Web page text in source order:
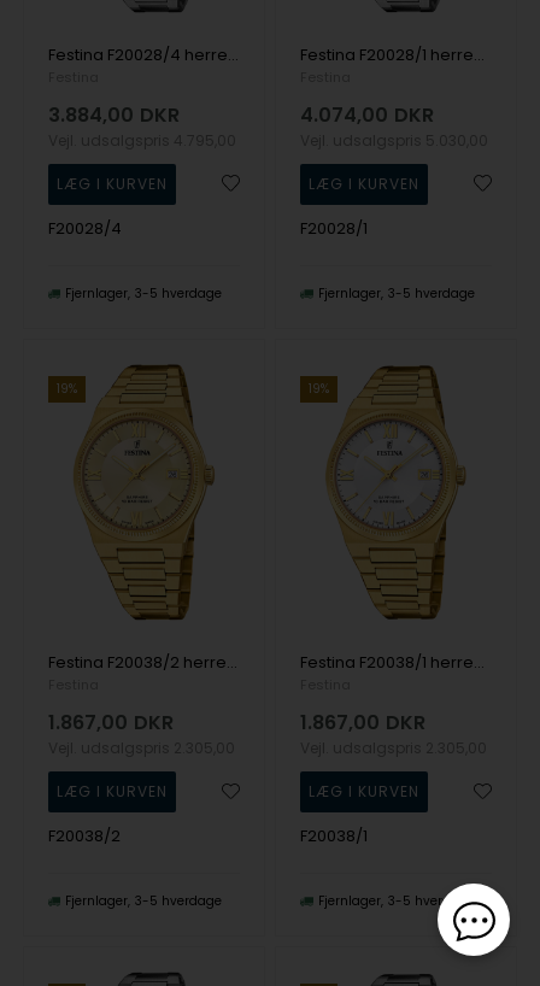
Festina F20028/4 herreur Swiss Made Rivé Automatic 40mm 10ATM
3.884,00 DKR
F20028/4
Fjernlager 3-5 hverdage
Festina F20028/1 herreur Swiss Made Rivé Automatic 40mm 10ATM
4.074,00 DKR
F20028/1
Fjernlager 3-5 hverdage
19%
Festina F20038/2 herreur Swiss Made Rivé 40mm 10ATM
1.867,00 DKR
F20038/2
Fjernlager 3-5 hverdage
19%
Festina F20038/1 herreur Swiss Made Rivé 40mm 10ATM
1.867,00 DKR
F20038/1
Fjernlager 3-5 hverdage